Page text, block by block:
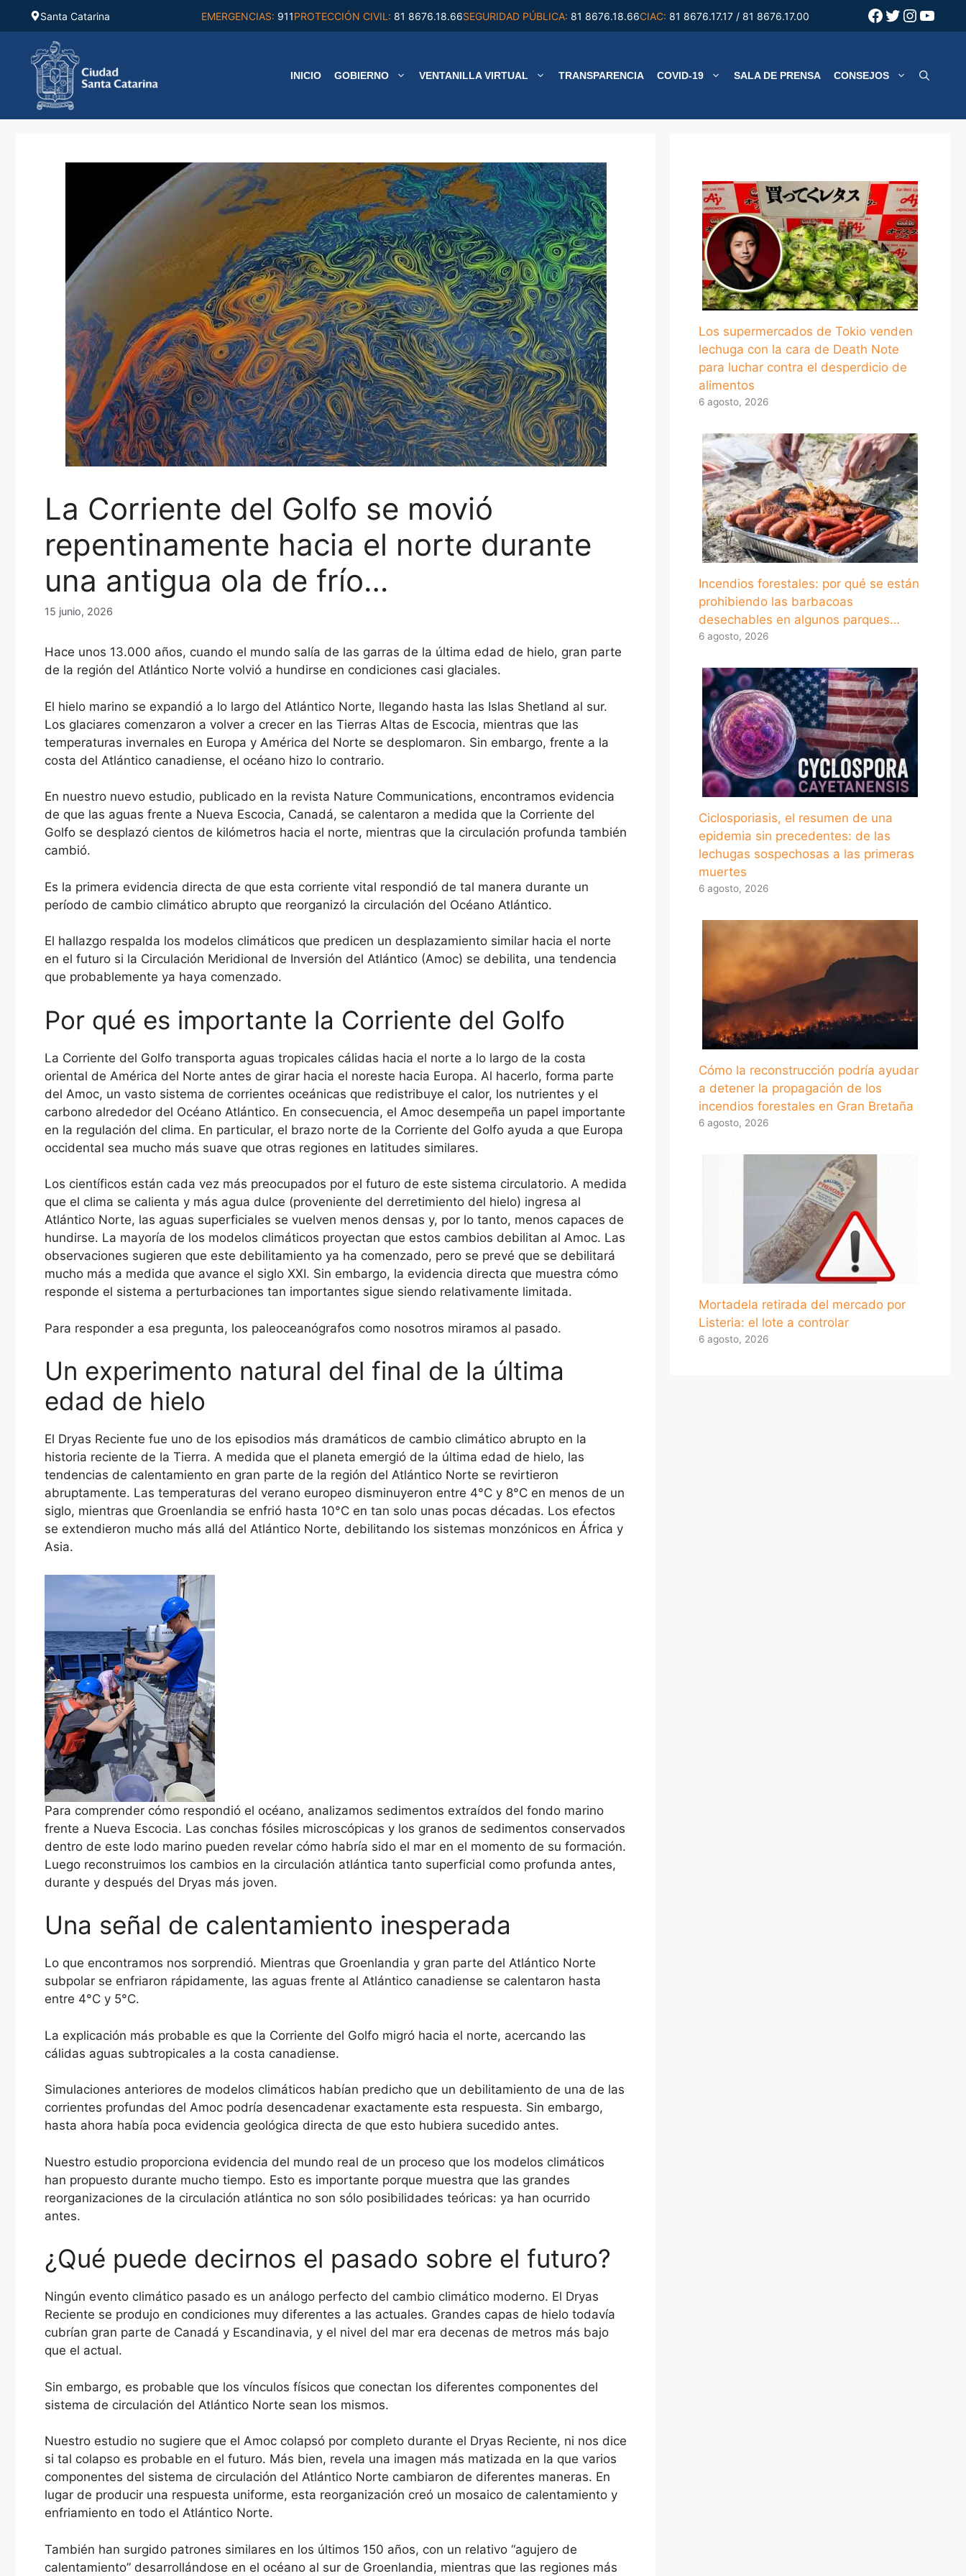
Saltar
contenido
Santa Catarina EMERGENCIAS: 911PROTECCIÓN CIVIL: 81 8676.18.66SEGURIDAD PÚBLICA: 81 8676.18.66CIAC: 81 8676.17.17 / 81 8676.17.00 Facebook
Twitter
INICIO GOBIERNO VENTANILLA VIRTUAL TRANSPARENCIA COVID-19 SALA DE PRENSA CONSEJOS
La Corriente del Golfo se movió
repentinamente hacia el norte durante
una antigua ola de frío…
15 junio, 2026
Hace unos 13.000 años, cuando el mundo salía de las garras de la última edad de hielo, gran parte
de la región del Atlántico Norte volvió a hundirse en condiciones casi glaciales.
El hielo marino se expandió a lo largo del Atlántico Norte, llegando hasta las Islas Shetland al sur.
Los glaciares comenzaron a volver a crecer en las Tierras Altas de Escocia, mientras que las
temperaturas invernales en Europa y América del Norte se desplomaron. Sin embargo, frente a la
costa del Atlántico canadiense, el océano hizo lo contrario.
En nuestro nuevo estudio, publicado en la revista Nature Communications, encontramos evidencia
de que las aguas frente a Nueva Escocia, Canadá, se calentaron a medida que la Corriente del
Golfo se desplazó cientos de kilómetros hacia el norte, mientras que la circulación profunda también
cambió.
Es la primera evidencia directa de que esta corriente vital respondió de tal manera durante un
período de cambio climático abrupto que reorganizó la circulación del Océano Atlántico.
El hallazgo respalda los modelos climáticos que predicen un desplazamiento similar hacia el norte
en el futuro si la Circulación Meridional de Inversión del Atlántico (Amoc) se debilita, una tendencia
que probablemente ya haya comenzado.
Por qué es importante la Corriente del Golfo
La Corriente del Golfo transporta aguas tropicales cálidas hacia el norte a lo largo de la costa
oriental de América del Norte antes de girar hacia el noreste hacia Europa. Al hacerlo, forma parte
del Amoc, un vasto sistema de corrientes oceánicas que redistribuye el calor, los nutrientes y el
carbono alrededor del Océano Atlántico. En consecuencia, el Amoc desempeña un papel importante
en la regulación del clima. En particular, el brazo norte de la Corriente del Golfo ayuda a que Europa
occidental sea mucho más suave que otras regiones en latitudes similares.
Los científicos están cada vez más preocupados por el futuro de este sistema circulatorio. A medida
que el clima se calienta y más agua dulce (proveniente del derretimiento del hielo) ingresa al
Atlántico Norte, las aguas superficiales se vuelven menos densas y, por lo tanto, menos capaces de
hundirse. La mayoría de los modelos climáticos proyectan que estos cambios debilitan al Amoc. Las
observaciones sugieren que este debilitamiento ya ha comenzado, pero se prevé que se debilitará
mucho más a medida que avance el siglo XXI. Sin embargo, la evidencia directa que muestra cómo
responde el sistema a perturbaciones tan importantes sigue siendo relativamente limitada.
Para responder a esa pregunta, los paleoceanógrafos como nosotros miramos al pasado.
Un experimento natural del final de la última
edad de hielo
El Dryas Reciente fue uno de los episodios más dramáticos de cambio climático abrupto en la
historia reciente de la Tierra. A medida que el planeta emergió de la última edad de hielo, las
tendencias de calentamiento en gran parte de la región del Atlántico Norte se revirtieron
abruptamente. Las temperaturas del verano europeo disminuyeron entre 4°C y 8°C en menos de un
siglo, mientras que Groenlandia se enfrió hasta 10°C en tan solo unas pocas décadas. Los efectos
se extendieron mucho más allá del Atlántico Norte, debilitando los sistemas monzónicos en África y
Asia.
Para comprender cómo respondió el océano, analizamos sedimentos extraídos del fondo marino
frente a Nueva Escocia. Las conchas fósiles microscópicas y los granos de sedimentos conservados
dentro de este lodo marino pueden revelar cómo habría sido el mar en el momento de su formación.
Luego reconstruimos los cambios en la circulación atlántica tanto superficial como profunda antes,
durante y después del Dryas más joven.
Una señal de calentamiento inesperada
Lo que encontramos nos sorprendió. Mientras que Groenlandia y gran parte del Atlántico Norte
subpolar se enfriaron rápidamente, las aguas frente al Atlántico canadiense se calentaron hasta
entre 4°C y 5°C.
La explicación más probable es que la Corriente del Golfo migró hacia el norte, acercando las
cálidas aguas subtropicales a la costa canadiense.
Simulaciones anteriores de modelos climáticos habían predicho que un debilitamiento de una de las
corrientes profundas del Amoc podría desencadenar exactamente esta respuesta. Sin embargo,
hasta ahora había poca evidencia geológica directa de que esto hubiera sucedido antes.
Nuestro estudio proporciona evidencia del mundo real de un proceso que los modelos climáticos
han propuesto durante mucho tiempo. Esto es importante porque muestra que las grandes
reorganizaciones de la circulación atlántica no son sólo posibilidades teóricas: ya han ocurrido
antes.
¿Qué puede decirnos el pasado sobre el futuro?
Ningún evento climático pasado es un análogo perfecto del cambio climático moderno. El Dryas
Reciente se produjo en condiciones muy diferentes a las actuales. Grandes capas de hielo todavía
cubrían gran parte de Canadá y Escandinavia, y el nivel del mar era decenas de metros más bajo
que el actual.
Sin embargo, es probable que los vínculos físicos que conectan los diferentes componentes del
sistema de circulación del Atlántico Norte sean los mismos.
Nuestro estudio no sugiere que el Amoc colapsó por completo durante el Dryas Reciente, ni nos dice
si tal colapso es probable en el futuro. Más bien, revela una imagen más matizada en la que varios
componentes del sistema de circulación del Atlántico Norte cambiaron de diferentes maneras. En
lugar de producir una respuesta uniforme, esta reorganización creó un mosaico de calentamiento y
enfriamiento en todo el Atlántico Norte.
También han surgido patrones similares en los últimos 150 años, con un relativo “agujero de
calentamiento” desarrollándose en el océano al sur de Groenlandia, mientras que las regiones más
Los supermercados de Tokio venden
lechuga con la cara de Death Note
para luchar contra el desperdicio de
alimentos
6 agosto, 2026
Incendios forestales: por qué se están
prohibiendo las barbacoas
desechables en algunos parques…
6 agosto, 2026
Ciclosporiasis, el resumen de una
epidemia sin precedentes: de las
lechugas sospechosas a las primeras
muertes
6 agosto, 2026
Cómo la reconstrucción podría ayudar
a detener la propagación de los
incendios forestales en Gran Bretaña
6 agosto, 2026
Mortadela retirada del mercado por
Listeria: el lote a controlar
6 agosto, 2026